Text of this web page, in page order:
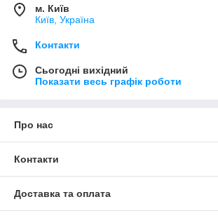
м. Київ
Київ, Україна
Контакти
Сьогодні вихідний
Показати весь графік роботи
Про нас
Контакти
Доставка та оплата